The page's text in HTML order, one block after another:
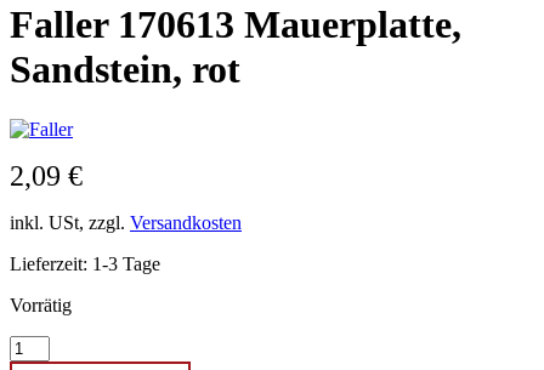
Faller 170613 Mauerplatte,
Sandstein, rot
2,09 €
inkl. USt, zzgl. Versandkosten
Lieferzeit: 1-3 Tage
Vorrätig
Faller